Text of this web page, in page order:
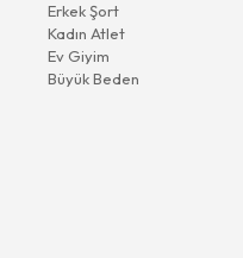
Erkek Şort
Kadın Atlet
Ev Giyim
Büyük Beden